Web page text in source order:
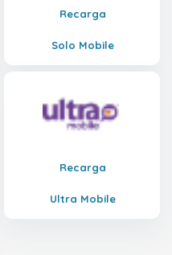
Recarga
Solo Mobile
Recarga
Ultra Mobile